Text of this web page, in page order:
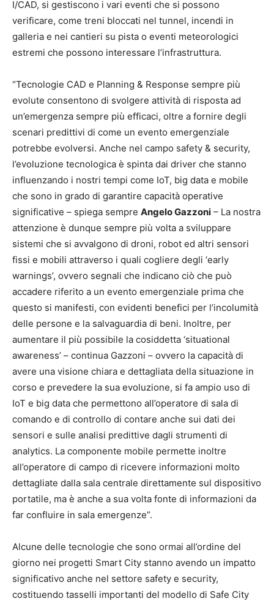
I/CAD, si gestiscono i vari eventi che si possono
verificare, come treni bloccati nel tunnel, incendi in
galleria e nei cantieri su pista o eventi meteorologici
estremi che possono interessare l’infrastruttura.
“Tecnologie CAD e Planning & Response sempre più
evolute consentono di svolgere attività di risposta ad
un’emergenza sempre più efficaci, oltre a fornire degli
scenari predittivi di come un evento emergenziale
potrebbe evolversi. Anche nel campo safety & security,
l’evoluzione tecnologica è spinta dai driver che stanno
influenzando i nostri tempi come IoT, big data e mobile
che sono in grado di garantire capacità operative
significative – spiega sempre Angelo Gazzoni – La nostra
attenzione è dunque sempre più volta a sviluppare
sistemi che si avvalgono di droni, robot ed altri sensori
fissi e mobili attraverso i quali cogliere degli ‘early
warnings’, ovvero segnali che indicano ciò che può
accadere riferito a un evento emergenziale prima che
questo si manifesti, con evidenti benefici per l’incolumità
delle persone e la salvaguardia di beni. Inoltre, per
aumentare il più possibile la cosiddetta ‘situational
awareness’ – continua Gazzoni – ovvero la capacità di
avere una visione chiara e dettagliata della situazione in
corso e prevedere la sua evoluzione, si fa ampio uso di
IoT e big data che permettono all’operatore di sala di
comando e di controllo di contare anche sui dati dei
sensori e sulle analisi predittive dagli strumenti di
analytics. La componente mobile permette inoltre
all’operatore di campo di ricevere informazioni molto
dettagliate dalla sala centrale direttamente sul dispositivo
portatile, ma è anche a sua volta fonte di informazioni da
far confluire in sala emergenze”.
Alcune delle tecnologie che sono ormai all’ordine del
giorno nei progetti Smart City stanno avendo un impatto
significativo anche nel settore safety e security,
costituendo tasselli importanti del modello di Safe City